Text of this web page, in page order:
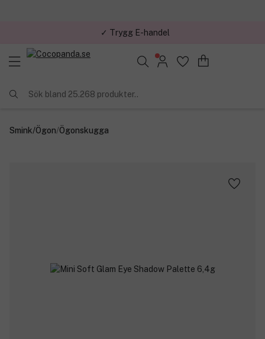
✓ Trygg E-handel
Sök bland 25.268 produkter..
Smink/Ögon/Ögonskugga